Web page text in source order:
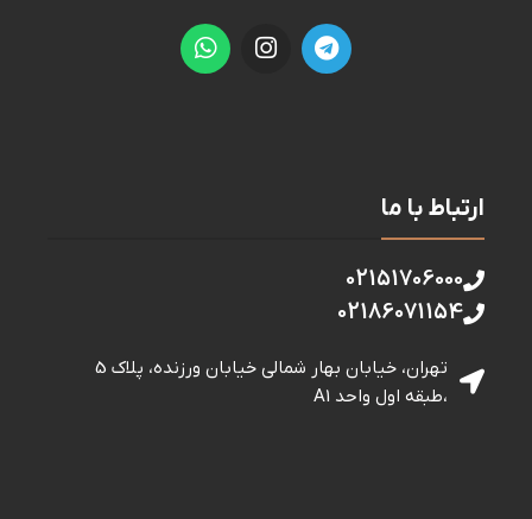
ارتباط با ما
02151706000
02186071154
تهران، خیابان بهار شمالی خيابان ورزنده، پلاک 5
،طبقه اول واحد A1